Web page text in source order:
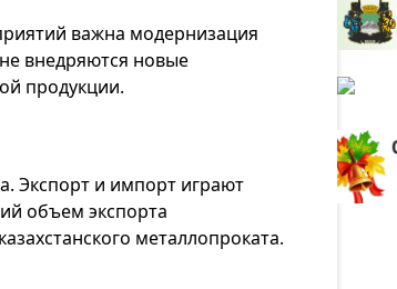
важна модернизация
внедряются новые
продукции.
Экспорт и импорт играют
объем экспорта
металлопроката.